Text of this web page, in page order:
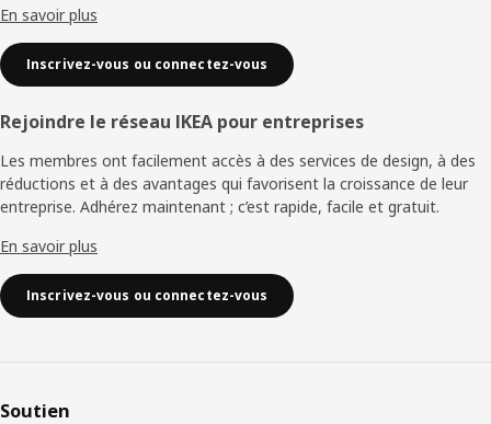
En savoir plus
Inscrivez-vous ou connectez-vous
Rejoindre le réseau IKEA pour entreprises
Les membres ont facilement accès à des services de design, à des
réductions et à des avantages qui favorisent la croissance de leur
entreprise. Adhérez maintenant ; c’est rapide, facile et gratuit.
En savoir plus
Inscrivez-vous ou connectez-vous
Soutien